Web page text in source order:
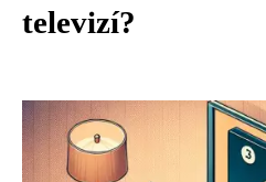
televizí?